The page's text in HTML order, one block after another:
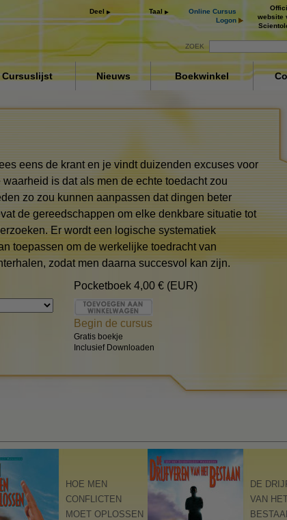
Deel Taal
Online Cursus
Logon
website
ZOEK
Cursuslijst
voor ziektes en
grondbeginselen van
oorzaak van onderdrukking
Componenten van Begrip
Drijfveren van Bestaan
Toonschaal van Emoties
men conflicten moet
en eerlijkheid
Nieuws Boekwinkel
eens de krant en je vindt duizenden excuses voor
is dat als men de echte toedacht zou
zo zou kunnen aanpassen dat dingen beter
de gereedschappen om elke denkbare situatie tot
Er wordt een logische systematiek
toepassen om de werkelijke toedracht van
zodat men daarna succesvol kan zijn.
Pocketboek4,00 € (EUR)
Begin de cursus
Gratis boekje
Inclusief Downloaden
HOE MEN
CONFLICTEN
MOET OPLOSSEN
DE
VAN